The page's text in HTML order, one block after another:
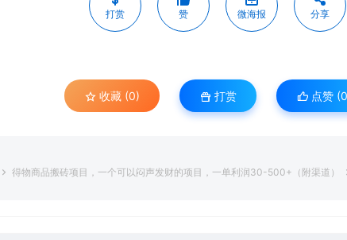
打赏 赞 微海报 分享
收藏 (0) 打赏 点赞 (0
得物商品搬砖项目，一个可以闷声发财的项目，一单利润30-500+（附渠道）